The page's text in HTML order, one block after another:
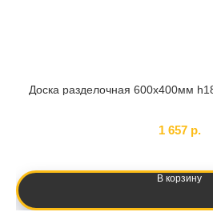
Доска разделочная 600х400мм
1 657 р.
В корзину